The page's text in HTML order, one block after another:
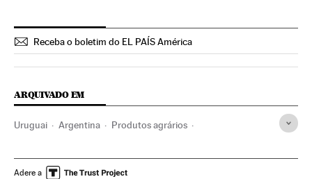
Receba o boletim do EL PAÍS América
ARQUIVADO EM
Uruguai Argentina Produtos agrários
Consumo América Soja
Adere a